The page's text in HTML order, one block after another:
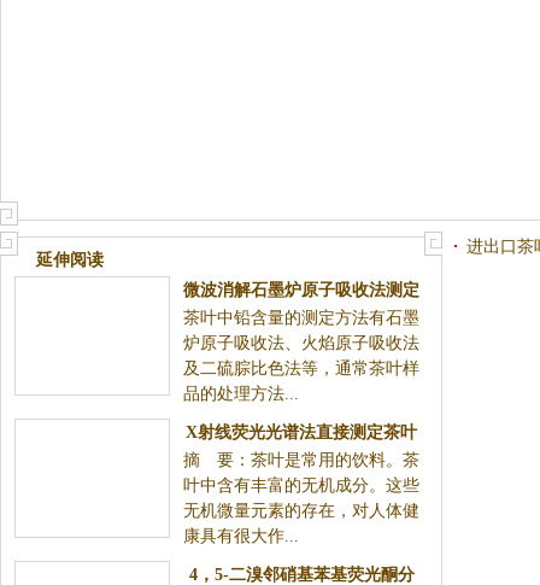
延伸阅读
微波消解石墨炉原子吸收法测定
茶叶中的铅含量
茶叶中铅含量的测定方法有石墨
炉原子吸收法、火焰原子吸收法
及二硫腙比色法等，通常茶叶样
品的处理方法...
X射线荧光光谱法直接测定茶叶
中22种元素
摘 要：茶叶是常用的饮料。茶
叶中含有丰富的无机成分。这些
无机微量元素的存在，对人体健
康具有很大作...
4，5-二溴邻硝基苯基荧光酮分
进出口茶